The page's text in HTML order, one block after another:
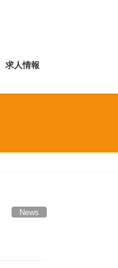
求人情報
News